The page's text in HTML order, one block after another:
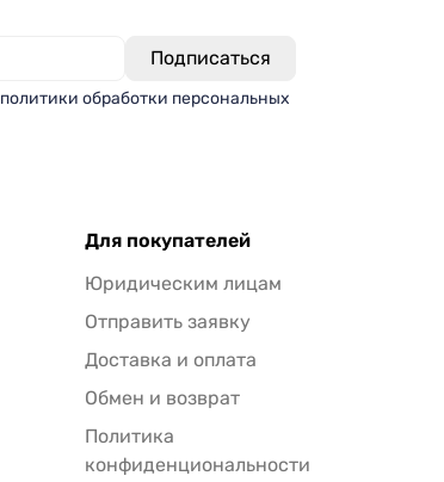
политики обработки персональных
Для покупателей
Юридическим лицам
Отправить заявку
Доставка и оплата
Обмен и возврат
Политика
конфиденциональности